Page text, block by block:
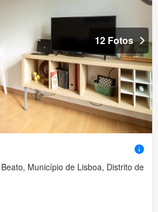
12 Fotos
Município de Lisboa, Distrito de